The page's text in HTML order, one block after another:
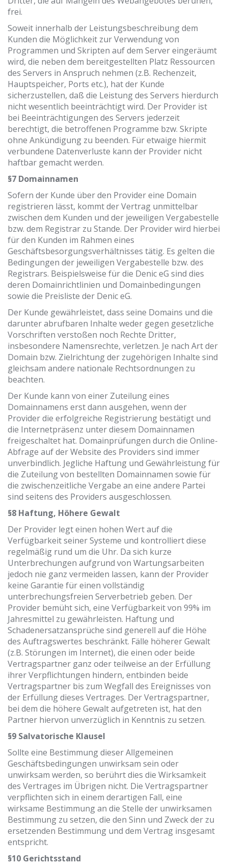
frei.
Soweit innerhalb der Leistungsbeschreibung dem
Kunden die Möglichkeit zur Verwendung von
Programmen und Skripten auf dem Server eingeräumt
wird, die neben dem bereitgestellten Platz Ressourcen
des Servers in Anspruch nehmen (z.B. Rechenzeit,
Hauptspeicher, Ports etc.), hat der Kunde
sicherzustellen, daß die Leistung des Servers hierdurch
nicht wesentlich beeinträchtigt wird. Der Provider ist
bei Beeinträchtigungen des Servers jederzeit
berechtigt, die betroffenen Programme bzw. Skripte
ohne Ankündigung zu beenden. Für etwaige hiermit
verbundene Datenverluste kann der Provider nicht
haftbar gemacht werden.
§7 Domainnamen
Sofern der Kunde über den Provider eine Domain
registrieren lässt, kommt der Vertrag unmittelbar
zwischen dem Kunden und der jeweiligen Vergabestelle
bzw. dem Registrar zu Stande. Der Provider wird hierbei
für den Kunden im Rahmen eines
Geschäftsbesorgungsverhältnisses tätig. Es gelten die
Bedingungen der jeweiligen Vergabestelle bzw. des
Registrars. Beispielsweise für die Denic eG sind dies
deren Domainrichtlinien und Domainbedingungen
sowie die Preisliste der Denic eG.
Der Kunde gewährleistet, dass seine Domains und die
darunter abrufbaren Inhalte weder gegen gesetzliche
Vorschriften verstoßen noch Rechte Dritter,
insbesondere Namensrechte, verletzen. Je nach Art der
Domain bzw. Zielrichtung der zugehörigen Inhalte sind
gleichsam andere nationale Rechtsordnungen zu
beachten.
Der Kunde kann von einer Zuteilung eines
Domainnamens erst dann ausgehen, wenn der
Provider die erfolgreiche Registrierung bestätigt und
die Internetpräsenz unter diesem Domainnamen
freigeschaltet hat. Domainprüfungen durch die Online-
Abfrage auf der Website des Providers sind immer
unverbindlich. Jegliche Haftung und Gewährleistung für
die Zuteilung von bestellten Domainnamen sowie für
die zwischenzeitliche Vergabe an eine andere Partei
sind seitens des Providers ausgeschlossen.
§8 Haftung, Höhere Gewalt
Der Provider legt einen hohen Wert auf die
Verfügbarkeit seiner Systeme und kontrolliert diese
regelmäßig rund um die Uhr. Da sich kurze
Unterbrechungen aufgrund von Wartungsarbeiten
jedoch nie ganz vermeiden lassen, kann der Provider
keine Garantie für einen vollständig
unterbrechungsfreien Serverbetrieb geben. Der
Provider bemüht sich, eine Verfügbarkeit von 99% im
Jahresmittel zu gewährleisten. Haftung und
Schadenersatzansprüche sind generell auf die Höhe
des Auftragswertes beschränkt. Fälle höherer Gewalt
(z.B. Störungen im Internet), die einen oder beide
Vertragspartner ganz oder teilweise an der Erfüllung
ihrer Verpflichtungen hindern, entbinden beide
Vertragspartner bis zum Wegfall des Ereignisses von
der Erfüllung dieses Vertrages. Der Vertragspartner,
bei dem die höhere Gewalt aufgetreten ist, hat den
Partner hiervon unverzüglich in Kenntnis zu setzen.
§9 Salvatorische Klausel
Sollte eine Bestimmung dieser Allgemeinen
Geschäftsbedingungen unwirksam sein oder
unwirksam werden, so berührt dies die Wirksamkeit
des Vertrages im Übrigen nicht. Die Vertragspartner
verpflichten sich in einem derartigen Fall, eine
wirksame Bestimmung an die Stelle der unwirksamen
Bestimmung zu setzen, die den Sinn und Zweck der zu
ersetzenden Bestimmung und dem Vertrag insgesamt
entspricht.
§10 Gerichtsstand